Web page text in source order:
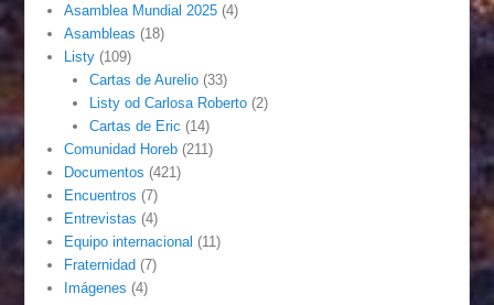
Asamblea Mundial 2025 (4)
Asambleas (18)
Listy (109)
Cartas de Aurelio(33)
Listy od Carlosa Roberto(2)
Cartas de Eric (14)
Comunidad Horeb (211)
Documentos (421)
Encuentros (7)
Entrevistas (4)
Equipo internacional (11)
Fraternidad (7)
Imágenes (4)